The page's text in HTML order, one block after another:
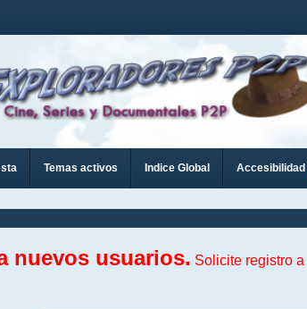
Temas activos Indice Global Accesibilidad
nuevos usuarios. Solicite registro a